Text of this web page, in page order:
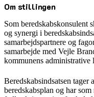
Om stillingen
Som beredskabskonsulent
og synergi i
samarbejdspartnere og
samarbejde med Vejle
kommunens administrative
Beredskabsindsatsen
beredskabsplan og har